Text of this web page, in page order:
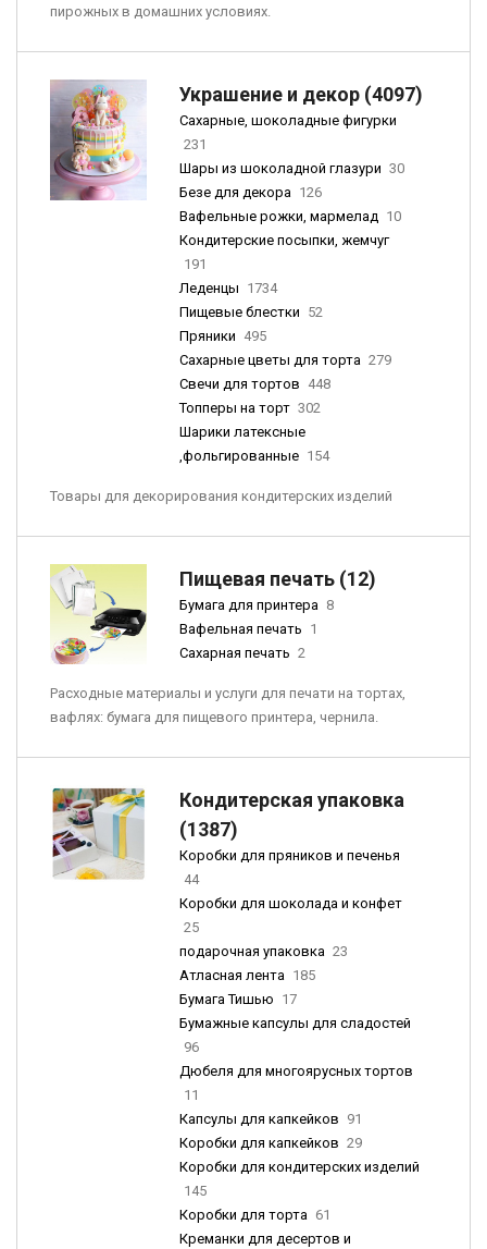
пирожных в домашних условиях.
Украшение и декор (4097)
Сахарные, шоколадные фигурки
231
Шары из шоколадной глазури 30
Безе для декора 126
Вафельные рожки, мармелад 10
Кондитерские посыпки, жемчуг
191
Леденцы 1734
Пищевые блестки 52
Пряники 495
Сахарные цветы для торта 279
Свечи для тортов 448
Топперы на торт 302
Шарики латексные
,фольгированные 154
Товары для декорирования кондитерских изделий
Пищевая печать (12)
Бумага для принтера 8
Вафельная печать 1
Сахарная печать 2
Расходные материалы и услуги для печати на тортах,
вафлях: бумага для пищевого принтера, чернила.
Кондитерская упаковка
(1387)
Коробки для пряников и печенья
44
Коробки для шоколада и конфет
25
подарочная упаковка 23
Атласная лента 185
Бумага Тишью 17
Бумажные капсулы для сладостей
96
Дюбеля для многоярусных тортов
11
Капсулы для капкейков 91
Коробки для капкейков 29
Коробки для кондитерских изделий
145
Коробки для торта 61
Креманки для десертов и